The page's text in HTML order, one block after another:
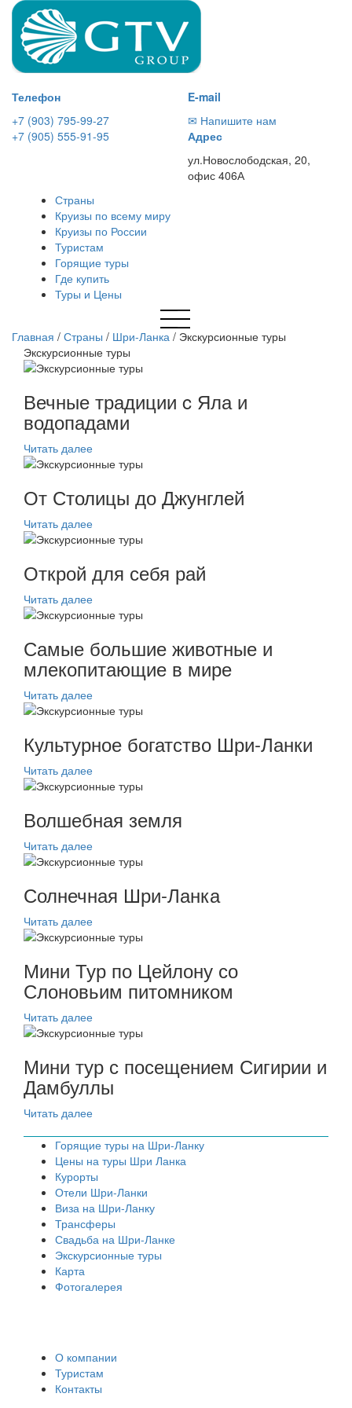
Телефон
+7 (903) 795-99-27
+7 (905) 555-91-95
E-mail
✉ Напишите нам
Адрес
ул.Новослободская, 20,
офис 406А
Страны
Круизы по всему миру
Круизы по России
Туристам
Горящие туры
Где купить
Туры и Цены
Главная / Страны / Шри-Ланка / Экскурсионные туры
Экскурсионные туры
Вечные традиции c Яла и
водопадами
Читать далее
От Столицы до Джунглей
Читать далее
Открой для себя рай
Читать далее
Самые большие животные и
млекопитающие в мире
Читать далее
Культурное богатство Шри-Ланки
Читать далее
Волшебная земля
Читать далее
Солнечная Шри-Ланка
Читать далее
Мини Тур по Цейлону со
Слоновьим питомником
Читать далее
Мини тур с посещением Сигирии и
Дамбуллы
Читать далее
Горящие туры на Шри-Ланку
Цены на туры Шри Ланка
Курорты
Отели Шри-Ланки
Виза на Шри-Ланку
Трансферы
Свадьба на Шри-Ланке
Экскурсионные туры
Карта
Фотогалерея
О компании
Туристам
Контакты